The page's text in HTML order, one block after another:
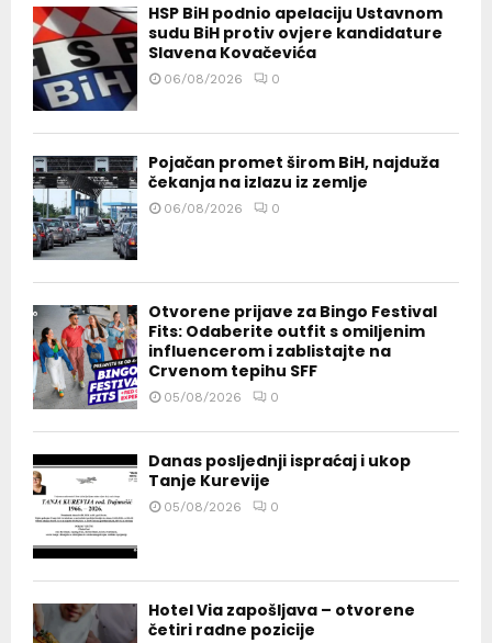
HSP BiH podnio apelaciju Ustavnom
sudu BiH protiv ovjere kandidature
Slavena Kovačevića
06/08/2026 0
Pojačan promet širom BiH, najduža
čekanja na izlazu iz zemlje
06/08/2026 0
Otvorene prijave za Bingo Festival
Fits: Odaberite outfit s omiljenim
influencerom i zablistajte na
Crvenom tepihu SFF
05/08/2026 0
Danas posljednji ispraćaj i ukop
Tanje Kurevije
05/08/2026 0
Hotel Via zapošljava – otvorene
četiri radne pozicije